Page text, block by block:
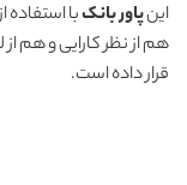
اینپاور بانک
هم از نظر کارایی و هم
قرار داده است.